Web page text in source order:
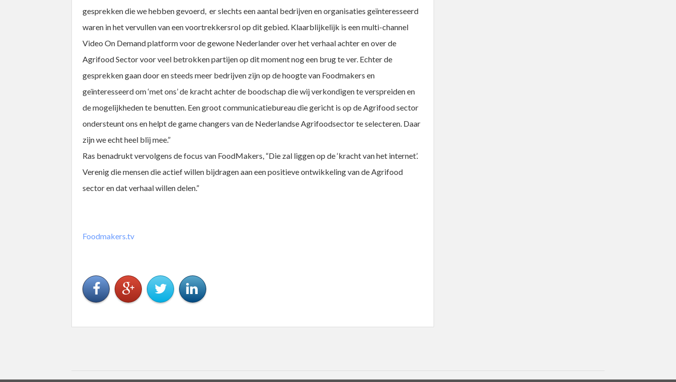
gesprekken die we hebben gevoerd, er slechts een aantal bedrijven en organisaties geïnteresseerd
waren in het vervullen van een voortrekkersrol op dit gebied. Klaarblijkelijk is een multi-channel
Video On Demand platform voor de gewone Nederlander over het verhaal achter en over de
Agrifood Sector voor veel betrokken partijen op dit moment nog een brug te ver. Echter de
gesprekken gaan door en steeds meer bedrijven zijn op de hoogte van Foodmakers en
geïnteresseerd om ‘met ons’ de kracht achter de boodschap die wij verkondigen te verspreiden en
de mogelijkheden te benutten. Een groot communicatiebureau die gericht is op de Agrifood sector
ondersteunt ons en helpt de game changers van de Nederlandse Agrifoodsector te selecteren. Daar
zijn we echt heel blij mee.”
Ras benadrukt vervolgens de focus van FoodMakers, “Die zal liggen op de ‘kracht van het internet’.
Verenig die mensen die actief willen bijdragen aan een positieve ontwikkeling van de Agrifood
sector en dat verhaal willen delen.”
Foodmakers.tv